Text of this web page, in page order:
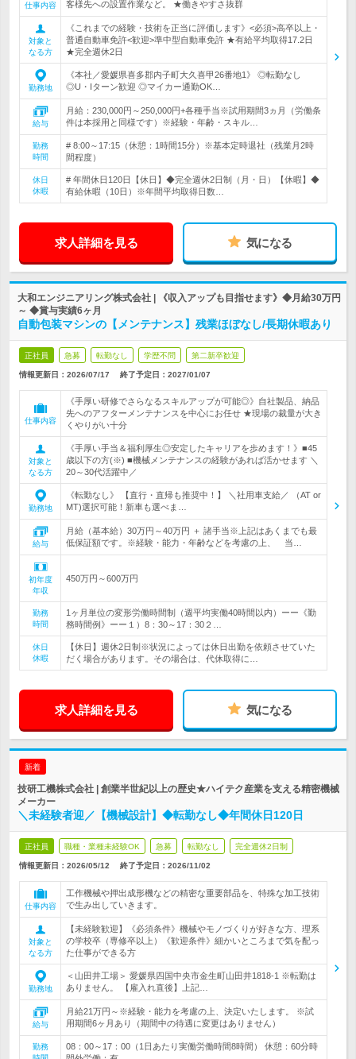
仕事内容 客様先への設置作業など。 ★働きやすさ抜群
対象と
なる方
《これまでの経験・技術を正当に評価します》<必須>高卒以上・
普通自動車免許<歓迎>準中型自動車免許 ★有給平均取得17.2日
★完全週休2日
勤務地
《本社／愛媛県喜多郡内子町大久喜甲26番地1》 ◎転勤なし
◎U・Iターン歓迎 ◎マイカー通勤OK…
給与
月給：230,000円～250,000円+各種手当※試用期間3ヵ月（労働条
件は本採用と同様です）※経験・年齢・スキル…
勤務
時間
# 8:00～17:15（休憩：1時間15分）※基本定時退社（残業月2時
間程度）
休日
休暇
# 年間休日120日【休日】◆完全週休2日制（月・日）【休暇】◆
有給休暇（10日）※年間平均取得日数…
求人詳細を見る 気になる
大和エンジニアリング株式会社 | 《収入アップも目指せます》◆月給30万円
～ ◆賞与実績6ヶ月
自動包装マシンの【メンテナンス】残業ほぼなし/長期休暇あり
正社員 急募 転勤なし 学歴不問 第二新卒歓迎
情報更新日：2026/07/17 終了予定日： 2027/01/07
仕事内容
《手厚い研修でさらなるスキルアップが可能◎》自社製品、納品
先へのアフターメンテナンスを中心にお任せ ★現場の裁量が大き
くやりがい十分
対象と
なる方
《手厚い手当＆福利厚生◎安定したキャリアを歩めます！》■45
歳以下の方(※) ■機械メンテナンスの経験があれば活かせます ＼
20～30代活躍中／
勤務地
《転勤なし》 【直行・直帰も推奨中！】 ＼社用車支給／ （AT or
MT)選択可能！新車も選べま…
給与
月給（基本給）30万円～40万円 ＋ 諸手当※上記はあくまでも最
低保証額です。※経験・能力・年齢などを考慮の上、 当…
初年度
年収
450万円～600万円
勤務
時間
1ヶ月単位の変形労働時間制（週平均実働40時間以内）ーー《勤
務時間例》ーー１）8：30～17：30２…
休日
休暇
【休日】週休2日制※状況によっては休日出勤を依頼させていた
だく場合があります。その場合は、代休取得に…
求人詳細を見る 気になる
新着
技研工機株式会社 | 創業半世紀以上の歴史★ハイテク産業を支える精密機械
メーカー
＼未経験者迎／【機械設計】◆転勤なし◆年間休日120日
正社員 職種・業種未経験OK 急募 転勤なし 完全週休2日制
情報更新日：2026/05/12 終了予定日： 2026/11/02
仕事内容
工作機械や押出成形機などの精密な重要部品を、特殊な加工技術
で生み出していきます。
対象と
なる方
【未経験歓迎】《必須条件》機械やモノづくりが好きな方、理系
の学校卒（専修卒以上）《歓迎条件》細かいところまで気を配っ
た仕事ができる方
勤務地
＜山田井工場＞ 愛媛県四国中央市金生町山田井1818-1 ※転勤は
ありません。 【雇入れ直後】上記…
給与
月給21万円～※経験・能力を考慮の上、決定いたします。 ※試
用期間6ヶ月あり（期間中の待遇に変更はありません）
勤務
08：00～17：00（1日あたり実働労働時間8時間） 休憩：60分時